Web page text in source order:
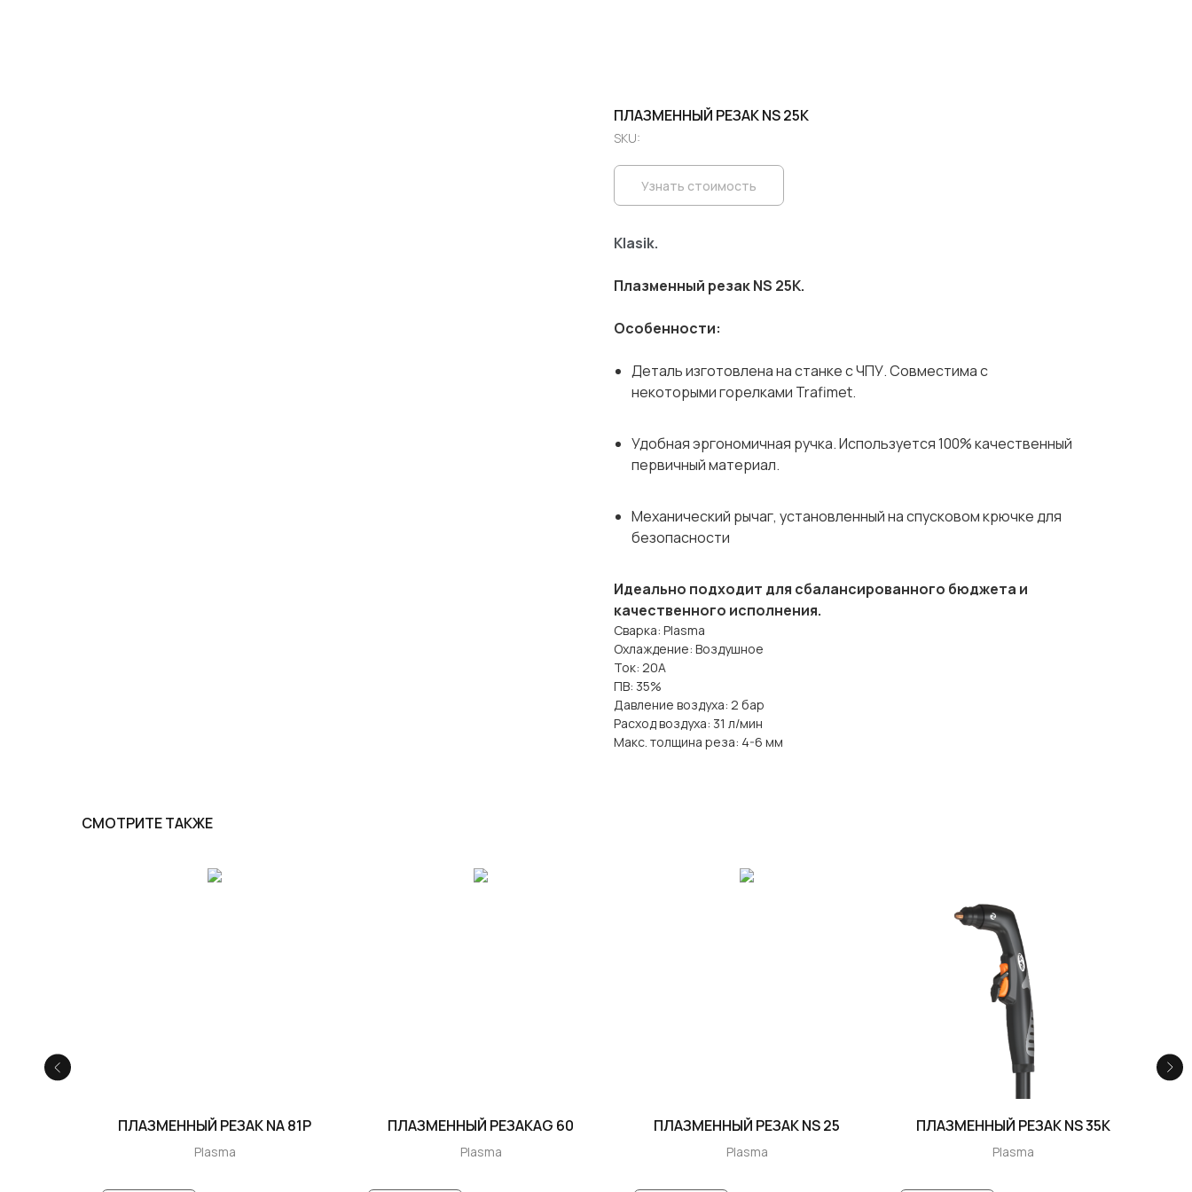
ПЛАЗМЕННЫЙ РЕЗАК NS 25K
SKU:
Узнать стоимость
Klasik.
Плазменный резак NS 25K.
Особенности:
Деталь изготовлена ​​на станке с ЧПУ. Совместима с
некоторыми горелками Trafimet.
Удобная эргономичная ручка. Используется 100% качественный
первичный материал.
Механический рычаг, установленный на спусковом крючке для
безопасности
Идеально подходит для сбалансированного бюджета и
качественного исполнения.
Сварка: Plasma
Охлаждение: Воздушное
Ток: 20A
ПВ: 35%
Давление воздуха: 2 бар
Расход воздуха: 31 л/мин
Макс. толщина реза: 4-6 мм
СМОТРИТЕ ТАКЖЕ
ПЛАЗМЕННЫЙ РЕЗАК NA 81P
Plasma
ПЛАЗМЕННЫЙ РЕЗАКAG 60
Plasma
ПЛАЗМЕННЫЙ РЕЗАК NS 25
Plasma
ПЛАЗМЕННЫЙ РЕЗАК NS 35K
Plasma